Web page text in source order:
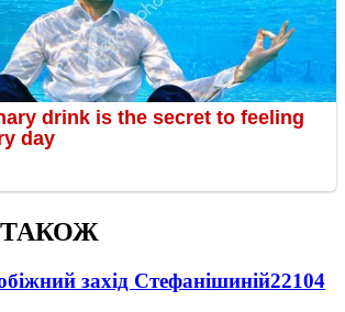
захід Стефанішиній22104